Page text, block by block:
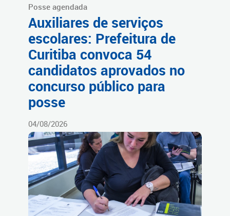
Posse agendada
Auxiliares de serviços
escolares: Prefeitura de
Curitiba convoca 54
candidatos aprovados no
concurso público para
posse
04/08/2026